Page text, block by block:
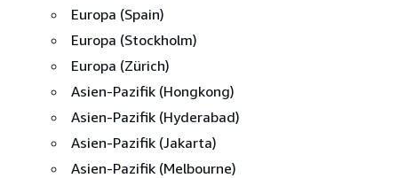
Europa (Spain)
Europa (Stockholm)
Europa (Zürich)
Asien-Pazifik (Hongkong)
Asien-Pazifik (Hyderabad)
Asien-Pazifik (Jakarta)
Asien-Pazifik (Melbourne)